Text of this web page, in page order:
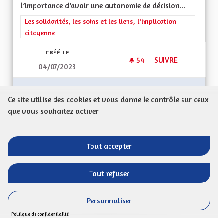
l’importance d’avoir une autonomie de décision...
Filtrer les résultats de la catégorie : Les solidarités, les soins
Les solidarités, les soins et les liens, l'implication
citoyenne
CRÉÉ LE
04/07/2023
54 54 ABONNÉS
SUIVRE
L'attractivité des métiers du social
DECOULLANGE
Mon Code postal : 67600Mon constat : Les métiers
du social traversent une réelle crise de...
Filtrer les résultats de la catégorie : Les solidarités, les soins
Les solidarités, les soins et les liens, l'implication
citoyenne
Ce site utilise des cookies et vous donne le contrôle sur ceux
que vous souhaitez activer
Tout accepter
Tout refuser
Personnaliser
Politique de confidentialité